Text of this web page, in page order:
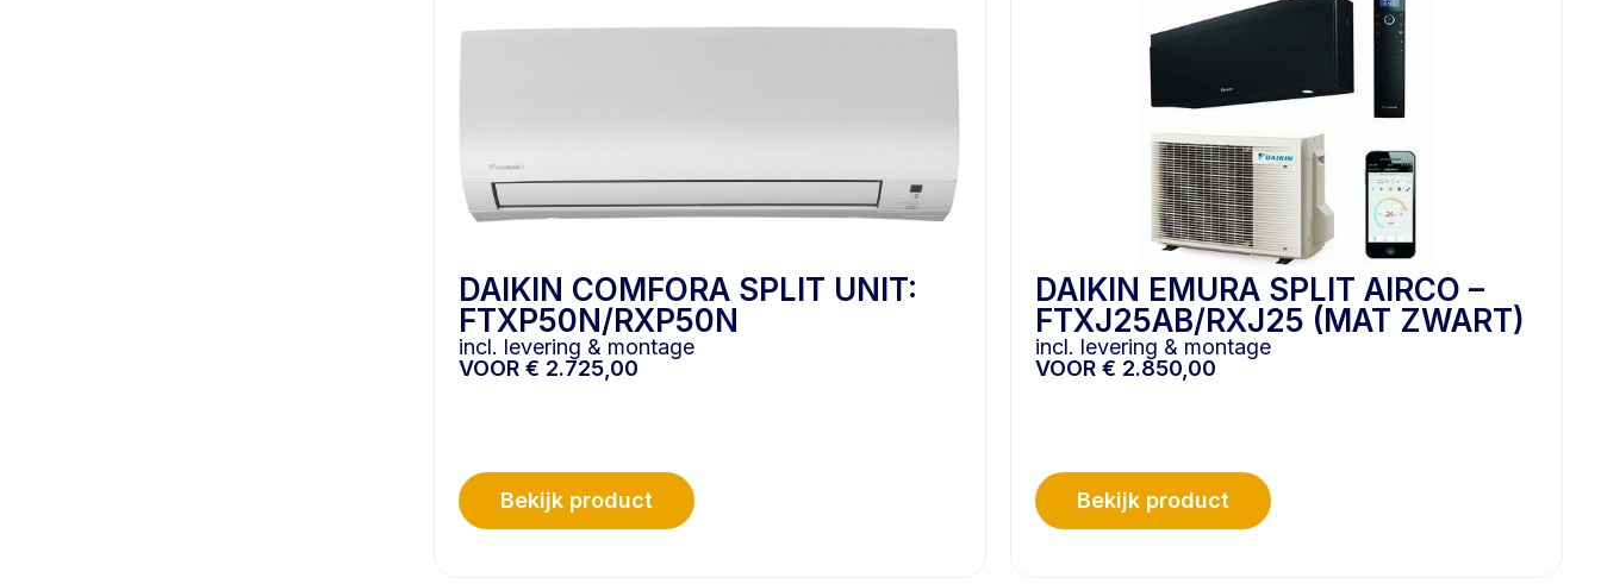
DAIKIN COMFORA SPLIT UNIT:
FTXP50N/RXP50N
incl. levering & montage
VOOR € 2.725,00
Bekijk product
DAIKIN EMURA SPLIT AIRCO –
FTXJ25AB/RXJ25 (MAT ZWART)
incl. levering & montage
VOOR € 2.850,00
Bekijk product